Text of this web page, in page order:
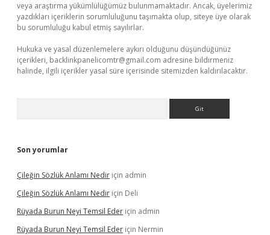
veya araştırma yükümlülüğümüz bulunmamaktadır. Ancak, üyelerimiz
yazdıkları içeriklerin sorumluluğunu taşımakta olup, siteye üye olarak
bu sorumluluğu kabul etmiş sayılırlar.
Hukuka ve yasal düzenlemelere aykırı olduğunu düşündüğünüz
içerikleri, backlinkpanelicomtr@gmail.com adresine bildirmeniz
halinde, ilgili içerikler yasal süre içerisinde sitemizden kaldırılacaktır.
Son yorumlar
Çileğin Sözlük Anlamı Nedir için admin
Çileğin Sözlük Anlamı Nedir için Deli
Rüyada Burun Neyi Temsil Eder için admin
Rüyada Burun Neyi Temsil Eder için Nermin